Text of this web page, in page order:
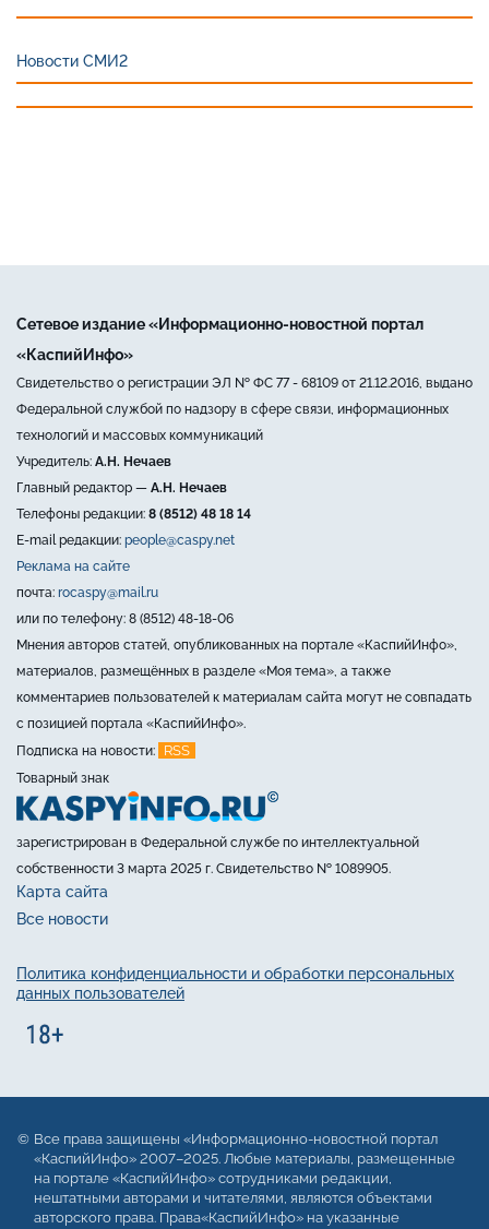
Новости СМИ2
Сетевое издание «Информационно-новостной портал
«КаспийИнфо»
Свидетельство о регистрации ЭЛ № ФС 77 - 68109 от 21.12.2016, выдано
Федеральной службой по надзору в сфере связи, информационных
технологий и массовых коммуникаций
Учредитель: А.Н. Нечаев
Главный редактор — А.Н. Нечаев
Телефоны редакции: 8 (8512) 48 18 14
E-mail редакции: people@caspy.net
Реклама на сайте
почта: rocaspy@mail.ru
или по телефону: 8 (8512) 48-18-06
Мнения авторов статей, опубликованных на портале «КаспийИнфо»,
материалов, размещённых в разделе «Моя тема», а также
комментариев пользователей к материалам сайта могут не совпадать
с позицией портала «КаспийИнфо».
Подписка на новости:
RSS
Товарный знак
зарегистрирован в Федеральной службе по интеллектуальной
собственности 3 марта 2025 г. Свидетельство № 1089905.
Карта сайта
Все новости
Политика конфиденциальности и обработки персональных
данных пользователей
Все права защищены «Информационно-новостной портал
«КаспийИнфо» 2007–2025. Любые материалы, размещенные
на портале «КаспийИнфо» сотрудниками редакции,
нештатными авторами и читателями, являются объектами
авторского права. Права«КаспийИнфо» на указанные